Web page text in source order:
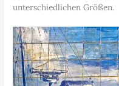
unterschiedlichen Größen.